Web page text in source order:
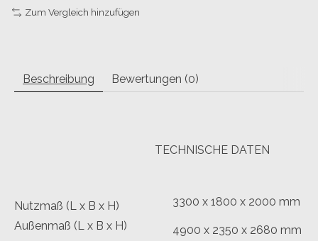
Zum Vergleich hinzufügen
Beschreibung Bewertungen (0)
TECHNISCHE DATEN
Nutzmaß (L x B x H)
3300 x 1800 x 2000 mm
Außenmaß (L x B x H)
4900 x 2350 x 2680 mm